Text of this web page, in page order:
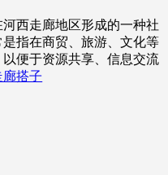
西走廊地区形成的一种社
指在商贸、旅游、文化等
便于资源共享、信息交流
廊搭子